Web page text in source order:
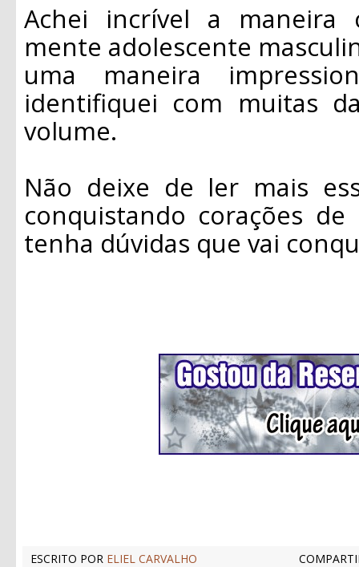
Achei incrível a maneira
mente adolescente
uma maneira
identifiquei com muitas
volume.
Não deixe de ler mais
conquistando corações
tenha dúvidas que vai
ESCRITO POR ELIEL CARVALHO